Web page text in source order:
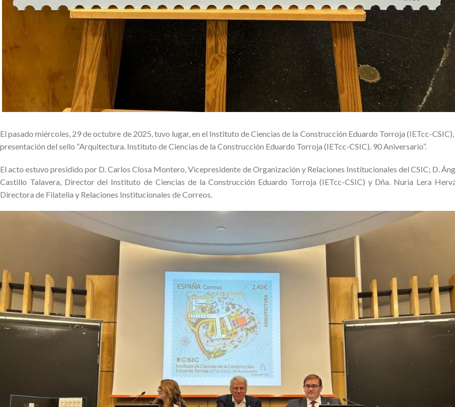
El pasado miércoles, 29 de octubre de 2025, tuvo lugar, en el Instituto de Ciencias de la Construcción Eduardo Torroja (IETcc-
presentación del sello “Arquitectura. Instituto de Ciencias de la Construcción Eduardo Torroja (IETcc-CSIC). 90 Aniversario”.
El acto estuvo presidido por D. Carlos Closa Montero, Vicepresidente de Organización y Relaciones Institucionales del CSIC; D.
Castillo Talavera, Director del Instituto de Ciencias de la Construcción Eduardo Torroja (IETcc-CSIC) y Dña. Nuria Lera
Directora de Filatelia y Relaciones Institucionales de Correos.